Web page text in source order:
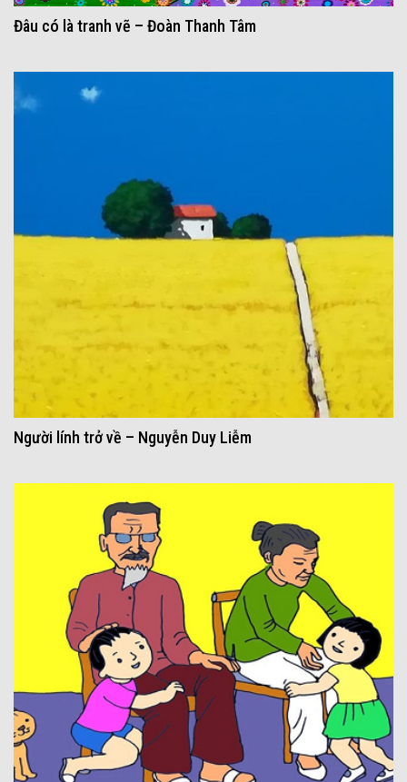
Đâu có là tranh vẽ – Đoàn Thanh Tâm
Người lính trở về – Nguyễn Duy Liễm